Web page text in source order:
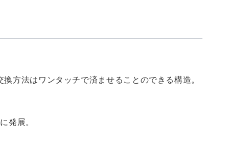
方法はワンタッチで済ませることのできる構造。
発展。